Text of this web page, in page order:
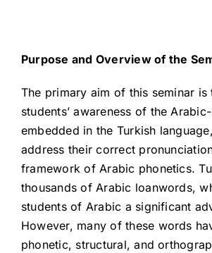
Purpose and Overview of the
The primary aim of this seminar is
students’ awareness of the
embedded in the Turkish
address their correct
framework of Arabic phonetics.
thousands of Arabic loanwords,
students of Arabic a significant
However, many of these words
phonetic, structural, and